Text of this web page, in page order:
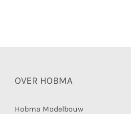
OVER HOBMA
Hobma Modelbouw